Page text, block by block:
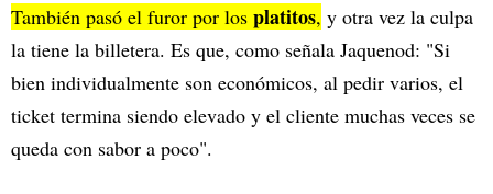
También pasó el furor por los platitos, y otra vez la culpa
la tiene la billetera. Es que, como señala Jaquenod: "Si
bien individualmente son económicos, al pedir varios, el
ticket termina siendo elevado y el cliente muchas veces se
queda con sabor a poco".